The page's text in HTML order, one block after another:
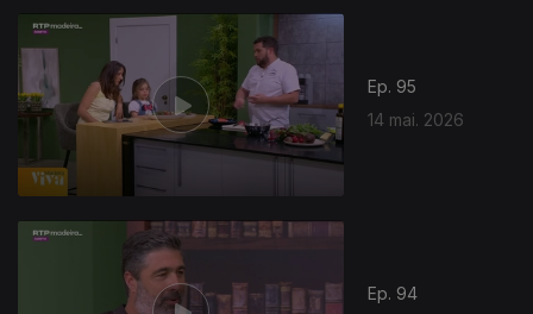
Ep. 95
14 mai. 2026
Ep. 94